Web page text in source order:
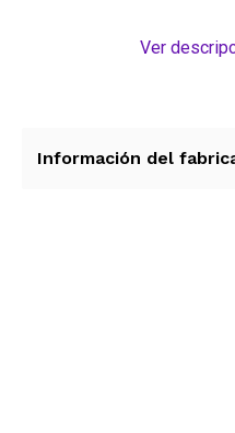
diferentes estilos y
sofisticado a tu
Ver
Información del